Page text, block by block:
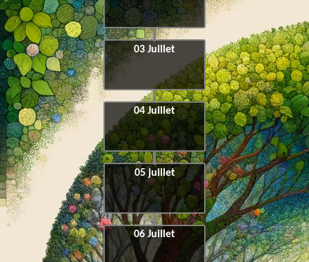
03 Juillet
04 Juillet
05 juillet
06 Juillet